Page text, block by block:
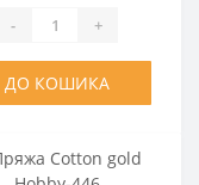
- +
ДО КОШИКА